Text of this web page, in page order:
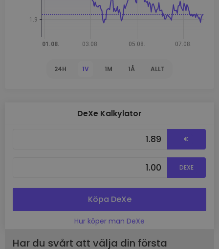
24H 1V 1M 1Å ALLT
DeXe Kalkylator
€
DEXE
Köpa DeXe
Hur köper man DeXe
Har du svårt att välja din första